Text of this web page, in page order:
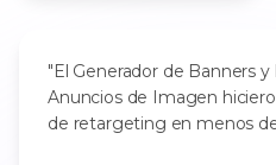
"El Generador de Banners
Anuncios de Imagen
de retargeting en menos